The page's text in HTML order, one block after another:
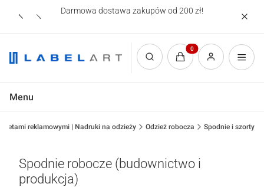
Darmowa dostawa zakupów od 200 zł!
Otwórz wyszukiwarkę
Produkty w koszyku:
Menu
reklamowymi | Nadruki na odzieży Odzież robocza Spodnie i szorty
Spodnie robocze (budownictwo i
produkcja)